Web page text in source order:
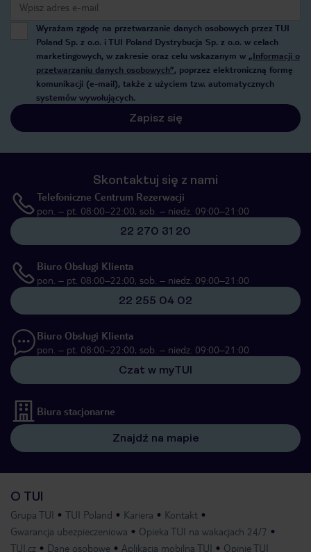
Wyrażam zgodę na przetwarzanie danych osobowych przez TUI
Poland Sp. z o.o. i TUI Poland Dystrybucja Sp. z o.o. w celach
marketingowych, w zakresie oraz celu wskazanym w „Informacji o
przetwarzaniu danych osobowych”, poprzez elektroniczną formę
komunikacji (e-mail), także z użyciem tzw. automatycznych
systemów wywołujących.
Zapisz się
Skontaktuj się z nami
Telefoniczne Centrum Rezerwacji
pon. – pt. 08:00–22:00, sob. – niedz. 09:00–21:00
22 270 31 20
Biuro Obsługi Klienta
pon. – pt. 08:00–22:00, sob. – niedz. 09:00–21:00
22 255 04 02
Biuro Obsługi Klienta
pon. – pt. 08:00–22:00, sob. – niedz. 09:00–21:00
Czat w myTUI
Biura stacjonarne
Znajdź na mapie
O TUI
Grupa TUI TUI Poland Kariera
Kontakt
Gwarancja ubezpieczeniowa
Opieka TUI na wakacjach 24/7
TUI.cz
Dane osobowe Aplikacja mobilna TUI Opinie TUI